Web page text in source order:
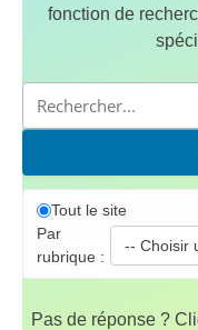
fonction de
Tout le site
Par
rubrique :
Pas de réponse ?